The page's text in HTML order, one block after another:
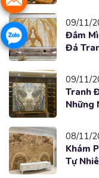
09/11/
Đắm
Đá
09/11/
Tranh
Những
08/11/
Khám
Tự